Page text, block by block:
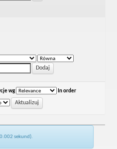
wg In order
sekund).